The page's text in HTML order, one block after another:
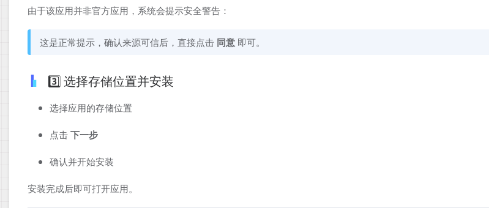
由于该应用并非官方应用，系统会提示安全警告：
这是正常提示，确认来源可信后，直接点击 同意 即可。
3️⃣ 选择存储位置并安装
选择应用的存储位置
点击下一步
确认并开始安装
安装完成后即可打开应用。